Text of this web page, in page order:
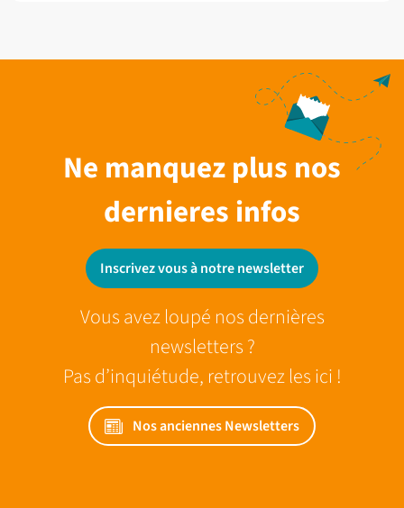
Ne manquez plus nos
dernieres infos
Inscrivez vous à notre newsletter
Vous avez loupé nos dernières
newsletters ?
Pas d’inquiétude, retrouvez les ici !
Nos anciennes Newsletters